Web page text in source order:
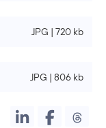
JPG | 720 kb
JPG | 806 kb